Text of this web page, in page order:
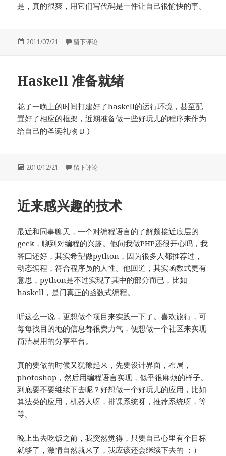
是，真的很爽，用它们写代码是一件让自己很愉快的事。
发
2011/07/21 于配合Tornado使用MongoDB – Asyncmongo
留下评论
Haskell 准备就绪
花了一晚上的时间打建好了haskell的运行环境，甚至配
置好了相应的框架，近期准备做一些好玩儿的程序来作为
给自己的圣诞礼物 B-)
发
2010/12/21 于Haskell 准备就绪
留下评论
近来感兴趣的技术
最近和同事聊天，一个对编程语言的了解颇接近底层的
geek，聊到对编程的兴趣。他问我做PHP还很开心吗，我
答曰还好，其实希望做python，因为很多人都推荐过，
动态编程，符合程序员的人性。他回道，其实函数式更有
意思，python是不过实现了其中的部分而已，比如
haskell，是门真正的函数式编程。
听这么一说，更想做个项目来实践一下了。喜欢旅行，可
每每找目的地的信息都很费力气，便想做一个社区来实现
简洁易用的分享平台。
真的要做的时候又犹豫起来，先要设计界面，布局，
photoshop，然后用编程语言实现，似乎很麻烦的样子。
到底要不要继续下去呢？好想做一个好玩儿的应用，比如
算法类的应用，机器人呀，排课系统呀，推荐系统呀，等
等。
晚上出去吃饭之前，我突然觉得，只要自己心里有个目标
就够了，激情自然就来了，我应该还会继续下去的 ：）